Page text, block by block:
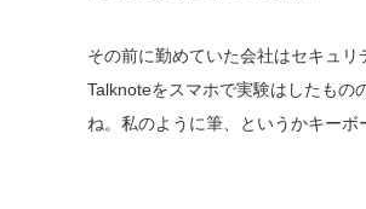
その前に勤めていた会社はセキュ
Talknoteをスマホで実験はしたもの
ね。私のように筆、というかキーボ